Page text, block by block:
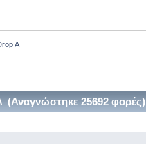
A
(Αναγνώστηκε 25692 φορές)